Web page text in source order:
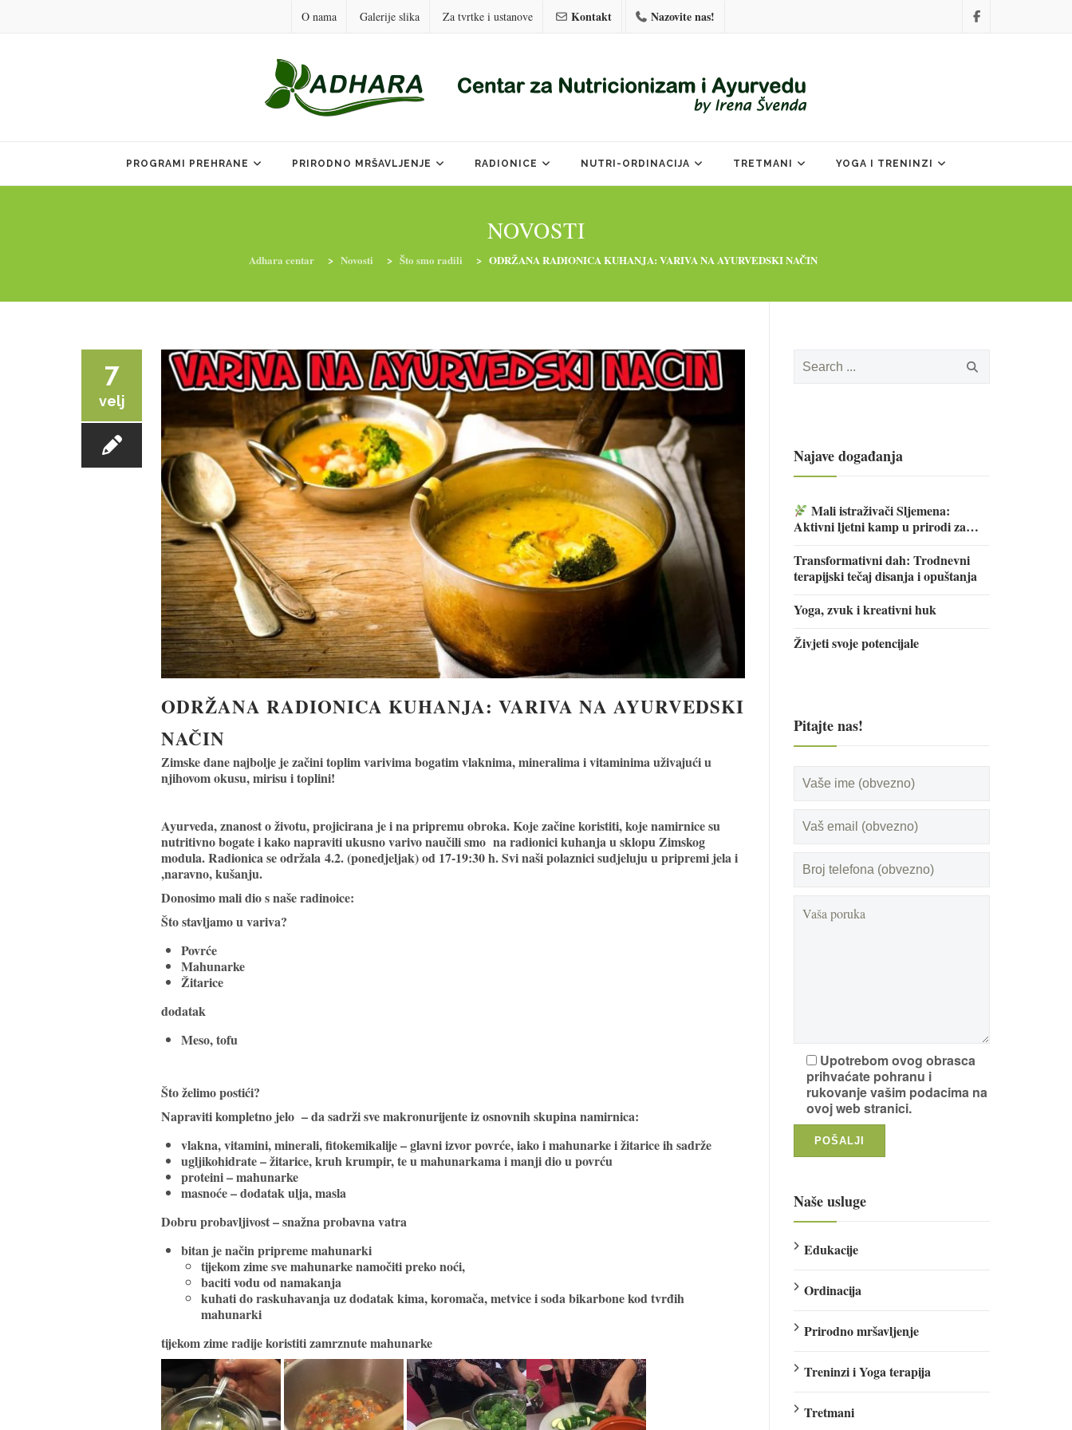
O nama Galerije slika Za tvrtke i ustanove Kontakt Nazovite nas!
PROGRAMI PREHRANE PRIRODNO MRŠAVLJENJE RADIONICE NUTRI-ORDINACIJA TRETMANI YOGA I TRENINZI
NOVOSTI
Adhara centar > Novosti > Što smo radili > ODRŽANA RADIONICA KUHANJA: VARIVA NA AYURVEDSKI NAČIN
7
velj
ODRŽANA RADIONICA KUHANJA: VARIVA NA AYURVEDSKI
NAČIN
Zimske dane najbolje je začini toplim varivima bogatim vlaknima, mineralima i vitaminima uživajući u
njihovom okusu, mirisu i toplini!
Ayurveda, znanost o životu, projicirana je i na pripremu obroka. Koje začine koristiti, koje namirnice su
nutritivno bogate i kako napraviti ukusno varivo naučili smo na radionici kuhanja u sklopu Zimskog
modula. Radionica se održala 4.2. (ponedjeljak)od 17-19:30 h. Svi naši polaznici sudjeluju u pripremi jela i
,naravno, kušanju.
Donosimo mali dio s naše radinoice:
Što stavljamo u variva?
Povrće
Mahunarke
Žitarice
dodatak
Meso, tofu
Što želimo postići?
Napraviti kompletno jelo – da sadrži sve makronurijente iz osnovnih skupina namirnica:
vlakna, vitamini, minerali, fitokemikalije – glavni izvor povrće, iako i mahunarke i žitarice ih sadrže
ugljikohidrate – žitarice, kruh krumpir, te u mahunarkama i manji dio u povrću
proteini – mahunarke
masnoće – dodatak ulja, masla
Dobru probavljivost – snažna probavna vatra
bitan je način pripreme mahunarki
tijekom zime sve mahunarke namočiti preko noći,
baciti vodu od namakanja
kuhati do raskuhavanja uz dodatak kima, koromača, metvice i soda bikarbone kod tvrđih
mahunarki
tijekom zime radije koristiti zamrznute mahunarke
for:
Najave događanja
Mali istraživači Sljemena:
Aktivni ljetni kamp u prirodi za
Transformativni dah: Trodnevni
terapijski tečaj disanja i opuštanja
Yoga, zvuk i kreativni huk
Živjeti svoje potencijale
Pitajte nas!
Upotrebom ovog obrasca
prihvaćate pohranu i
rukovanje vašim podacima na
ovoj web stranici.
Naše usluge
Edukacije
Ordinacija
Prirodno mršavljenje
Treninzi i Yoga terapija
Tretmani